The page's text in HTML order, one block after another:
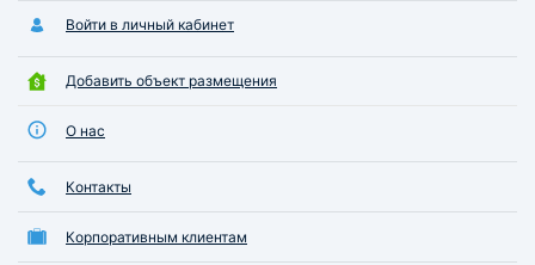
Войти в личный кабинет
Добавить объект размещения
О нас
Контакты
Корпоративным клиентам